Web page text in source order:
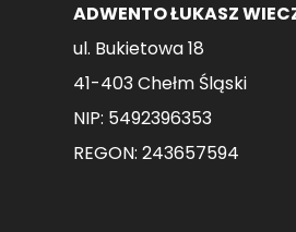
ADWENTO ŁUKASZ
ul. Bukietowa 18
41-403 Chełm Śląski
NIP: 5492396353
REGON: 243657594